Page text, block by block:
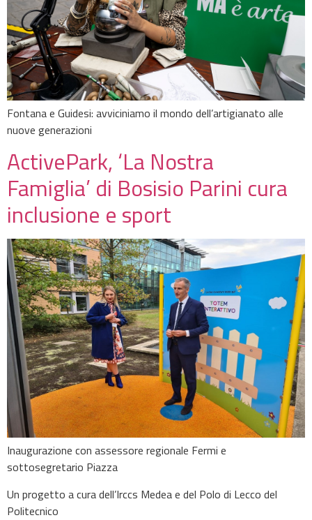
Fontana e Guidesi: avviciniamo il mondo dell’artigianato alle
nuove generazioni
ActivePark, ‘La Nostra
Famiglia’ di Bosisio Parini cura
inclusione e sport
Inaugurazione con assessore regionale Fermi e
sottosegretario Piazza
Un progetto a cura dell’Irccs Medea e del Polo di Lecco del
Politecnico